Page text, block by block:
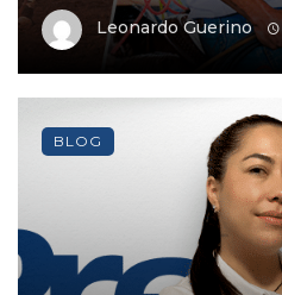
Leonardo Guerino
BLOG